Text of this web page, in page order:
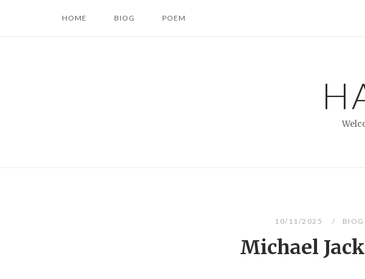
HOME BIOG POEM
10/11/2025 BIOG
Michael